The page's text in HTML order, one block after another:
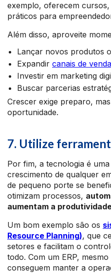
exemplo, oferecem
práticos para
Além disso, aproveite
Lançar novos produtos
Expandir canais de
Investir em marketing
Buscar parcerias
Crescer exige preparo,
oportunidade.
7. Utilize
Por fim, a tecnologia é
crescimento de qualquer
de pequeno porte se
otimizam processos,
aumentam a
Um bom exemplo são os
Resource Planning), que
setores e facilitam o
todo. Com um ERP,
conseguem manter a